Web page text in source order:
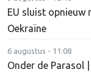
EU sluist opnieuw
Oekraïne
6 augustus - 11:08
Onder de Parasol